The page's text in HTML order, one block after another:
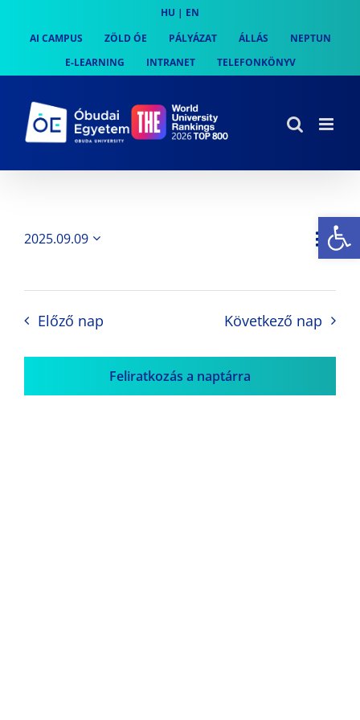
content
HU | EN
AI CAMPUS
ZÖLD ÓE PÁLYÁZAT ÁLLÁS
NEPTUN
E-LEARNING
INTRANET TELEFONKÖNYV
Nap
2025.09.09
Előző nap Következő nap
Feliratkozás a naptárra